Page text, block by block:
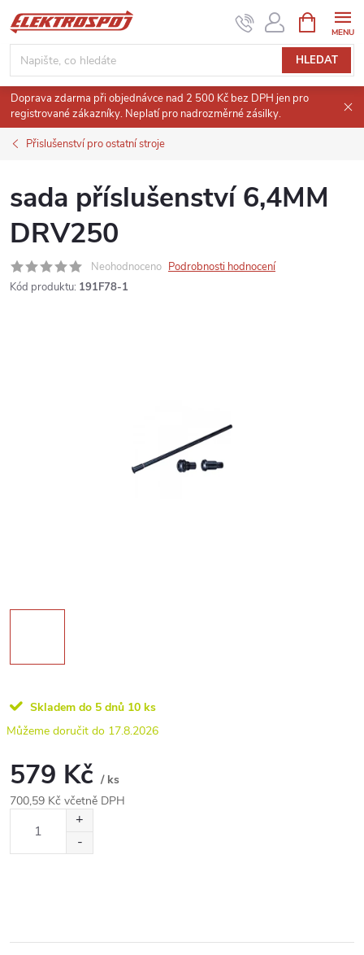
Přejít
na
obsah
HLEDAT
NÁKUPNÍ
KOŠÍK
Doprava zdarma při objednávce nad 2 500 Kč bez DPH jen pro
registrované zákazníky. Neplatí pro nadrozměrné zásilky.
Přislušenství pro ostatní stroje
sada příslušenství 6,4MM
DRV250
Neohodnoceno Podrobnosti hodnocení
Kód produktu: 191F78-1
Skladem do 5 dnů 10 ks
17.8.2026
579 Kč / ks
700,59 Kč včetně DPH